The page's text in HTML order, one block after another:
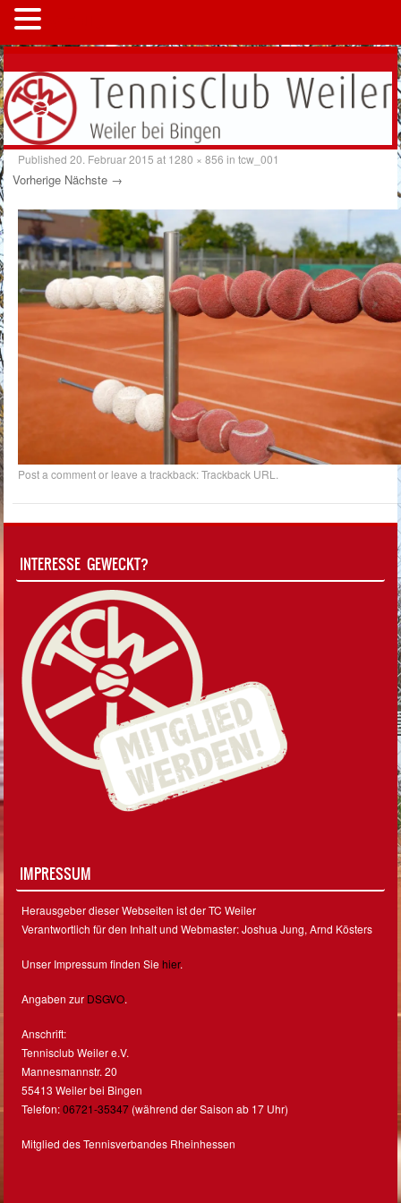
Published20. Februar 2015 at 1280 × 856 intcw_001
Vorherige Nächste →
Post a commentor leave a trackback:Trackback URL
INTERESSE GEWECKT?
IMPRESSUM
Herausgeber dieser Webseiten ist der TC Weiler
Verantwortlich für den Inhalt und Webmaster: Joshua Jung, Arnd Kösters
Unser Impressum finden Siehier.
Angaben zur DSGVO.
Anschrift:
Tennisclub Weiler e.V.
Mannesmannstr. 20
55413 Weiler bei Bingen
Telefon:06721-35347 (während der Saison ab 17 Uhr)
Mitglied des Tennisverbandes Rheinhessen